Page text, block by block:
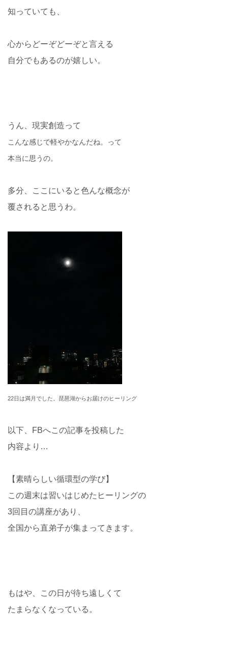
知っていても、
心からどーぞどーぞと言える
自分でもあるのが嬉しい。
うん、現実創造って
こんな感じで軽やかなんだね。って
本当に思うの。
多分、ここにいると色んな概念が
覆されると思うわ。
22日は満月でした。琵琶湖からお届けのヒーリング
以下、FBへこの記事を投稿した
内容より…
【素晴らしい循環型の学び】
この週末は習いはじめたヒーリングの
3回目の講座があり、
全国から直弟子が集まってきます。
もはや、この日が待ち遠しくて
たまらなくなっている。